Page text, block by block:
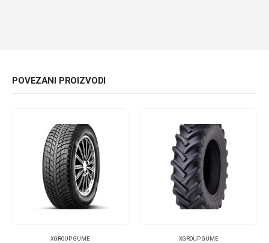
POVEZANI PROIZVODI
XGROUP GUME XGROUP GUME